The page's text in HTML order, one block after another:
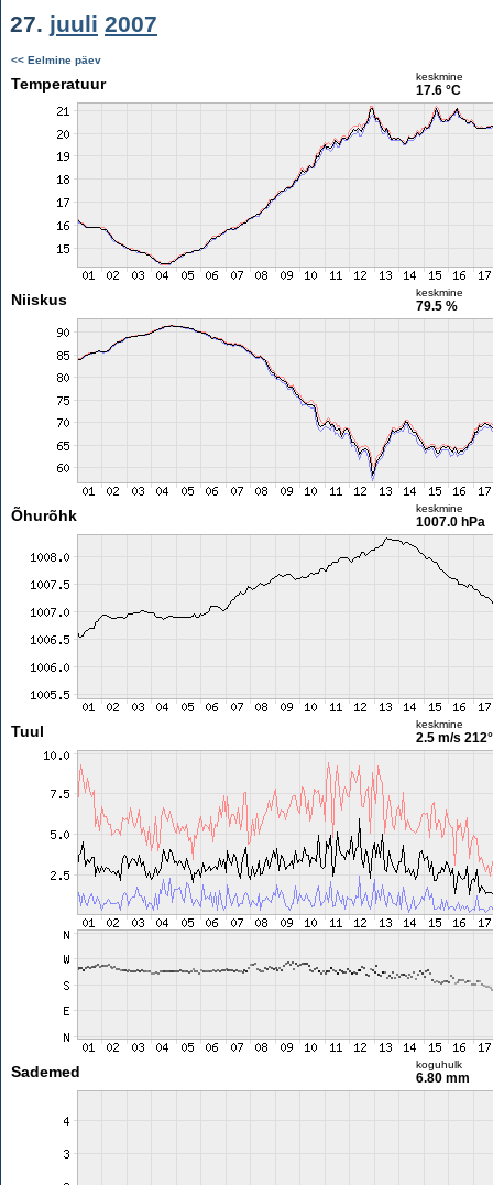
27. juuli 2007
<< Eelmine päev
Temperatuur keskmine
17.6 °C
Niiskus keskmine
79.5 %
Õhurõhk keskmine
1007.0 hPa
Tuul keskmine
2.5 m/s 212°
Sademed koguhulk
6.80 mm